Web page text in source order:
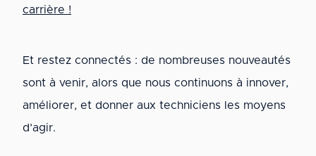
carrière !
Et restez connectés : de nombreuses nouveautés
sont à venir, alors que nous continuons à innover,
améliorer, et donner aux techniciens les moyens
d’agir.